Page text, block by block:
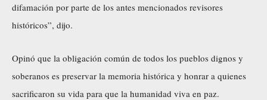
difamación por parte de los antes mencionados revisores
históricos”, dijo.
Opinó que la obligación común de todos los pueblos dignos y
soberanos es preservar la memoria histórica y honrar a quienes
sacrificaron su vida para que la humanidad viva en paz.